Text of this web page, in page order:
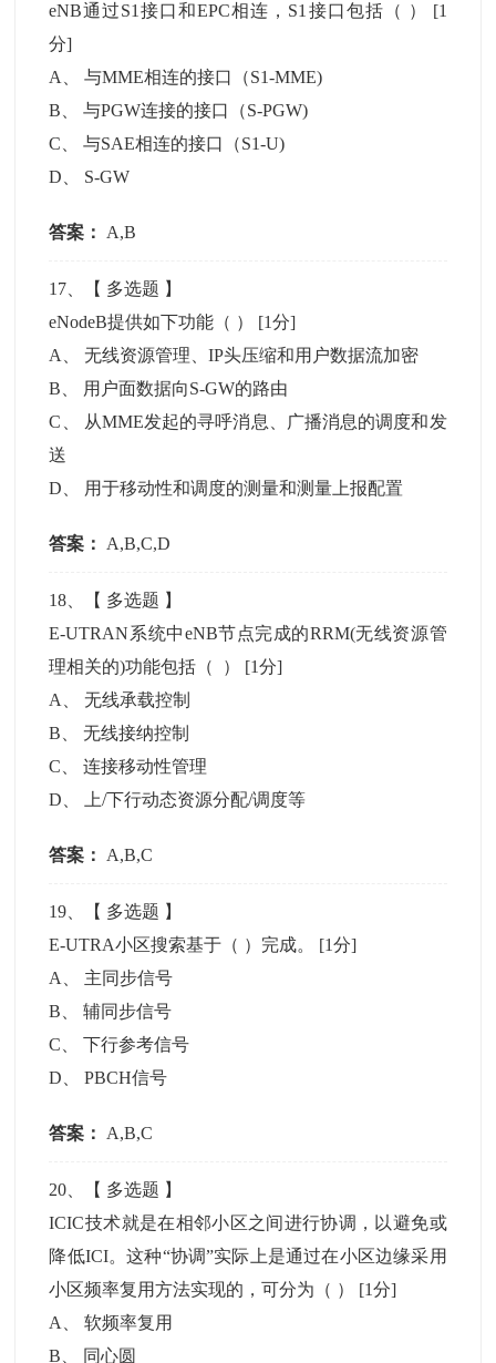
eNB通过S1接口和EPC相连，S1接口包括（ ） [1
分]
A
、与MME相连的接口（S1-MME)
B 、与PGW连接的接口（S-PGW)
C 、与SAE相连的接口（S1-U)
D
S-GW
答案： A,B
17 、【 多选题 】
eNodeB提供如下功能（ ） [1分]
A
、无线资源管理、IP头压缩和用户数据流加密
B
用户面数据向S-GW的路由
C
从MME发起的寻呼消息、广播消息的调度和发
送
D
用于移动性和调度的测量和测量上报配置
答案： A,B,C,D
18 、【 多选题 】
E-UTRAN系统中eNB节点完成的RRM(无线资源管
理相关的)功能包括（ ） [1分]
A
、无线承载控制
B 、无线接纳控制
C 、连接移动性管理
D
上/下行动态资源分配/调度等
答案： A,B,C
19 、【 多选题 】
E-UTRA小区搜索基于（ ）完成。 [1分]
A
主同步信号
B 、辅同步信号
C 、下行参考信号
D 、PBCH信号
答案： A,B,C
20 、【 多选题 】
ICIC技术就是在相邻小区之间进行协调，以避免或
降低ICI。这种“协调”实际上是通过在小区边缘采用
小区频率复用方法实现的，可分为（ ） [1分]
A
、软频率复用
B
同心圆